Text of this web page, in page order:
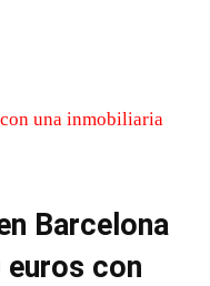
Barcelona
con